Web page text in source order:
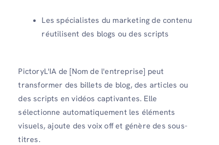
Les spécialistes du marketing de contenu
réutilisent des blogs ou des scripts
PictoryL'IA de [Nom de l'entreprise] peut
transformer des billets de blog, des articles ou
des scripts en vidéos captivantes. Elle
sélectionne automatiquement les éléments
visuels, ajoute des voix off et génère des sous-
titres.